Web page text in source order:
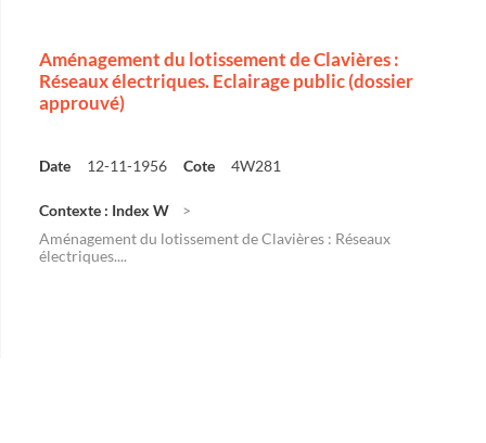
Aménagement du lotissement de Clavières :
Réseaux électriques. Eclairage public (dossier
approuvé)
Date 12-11-1956 Cote 4W281
Contexte : Index W
Aménagement du lotissement de Clavières : Réseaux
électriques....